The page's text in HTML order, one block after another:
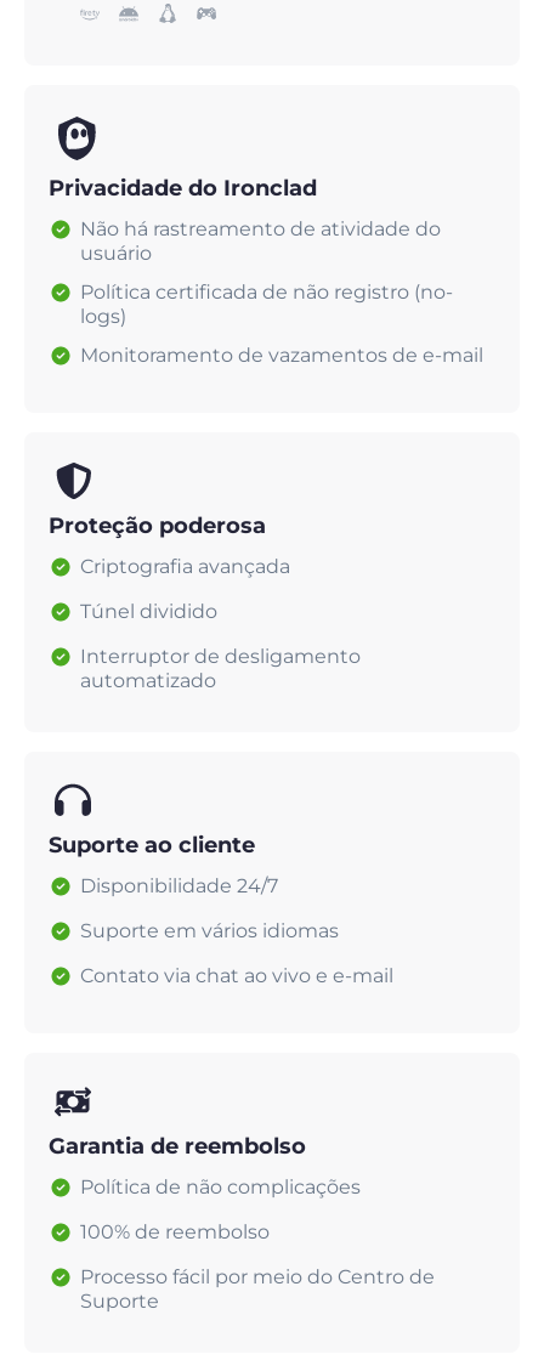
Privacidade do Ironclad
Não há rastreamento de atividade do
usuário
Política certificada de não registro (no-
logs)
Monitoramento de vazamentos de e-mail
Proteção poderosa
Criptografia avançada
Túnel dividido
Interruptor de desligamento
automatizado
Suporte ao cliente
Disponibilidade 24/7
Suporte em vários idiomas
Contato via chat ao vivo e e-mail
Garantia de reembolso
Política de não complicações
100% de reembolso
Processo fácil por meio do Centro de
Suporte